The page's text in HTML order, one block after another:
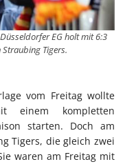
EG holt mit 6:3
Tigers.
vom Freitag wollte
einem kompletten
starten. Doch am
Tigers, die gleich zwei
waren am Freitag mit